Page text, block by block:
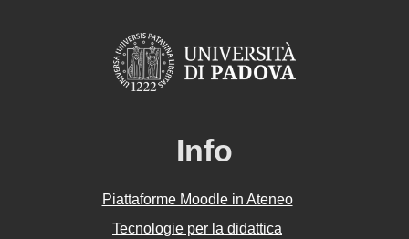
Info
Piattaforme Moodle in Ateneo
Tecnologie per la didattica